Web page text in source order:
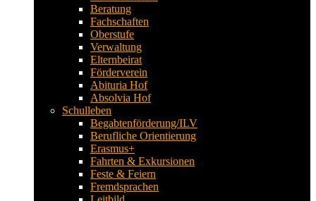
Beratung
Fachschaften
Oberstufe
Verwaltung
Elternbeirat
Förderverein
Abituria Hof
Absolvia Hof
Schulleben
Begabtenförderung/ILV
Berufliche Orientierung
Erasmus+
Fahrten & Exkursionen
Feste & Feiern
Fremdsprachen